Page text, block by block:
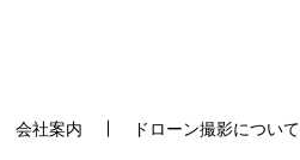
会社案内 ドローン撮影について